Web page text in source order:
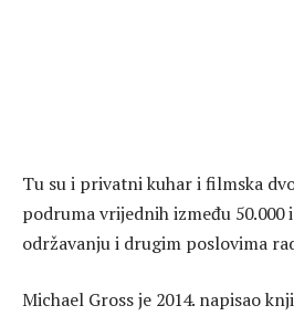
Tu su i privatni kuhar i filmska
podruma vrijednih između 50.000
održavanju i drugim poslovima
Michael Gross je 2014. napisao